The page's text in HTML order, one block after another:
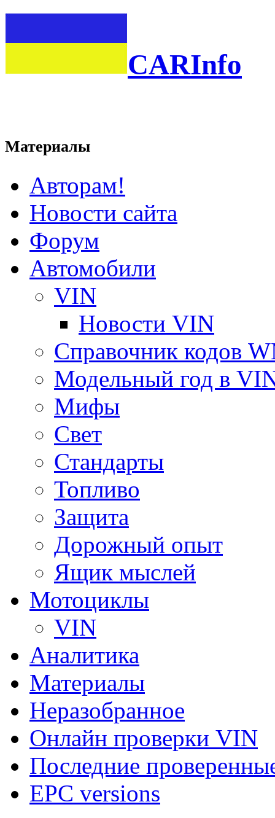
CARInfo
Материалы
Авторам!
Новости сайта
Форум
Автомобили
VIN
Новости VIN
Справочник кодов
Модельный год в
Мифы
Свет
Стандарты
Топливо
Защита
Дорожный опыт
Ящик мыслей
Мотоциклы
VIN
Аналитика
Материалы
Неразобранное
Онлайн проверки VIN
Последние
EPC versions